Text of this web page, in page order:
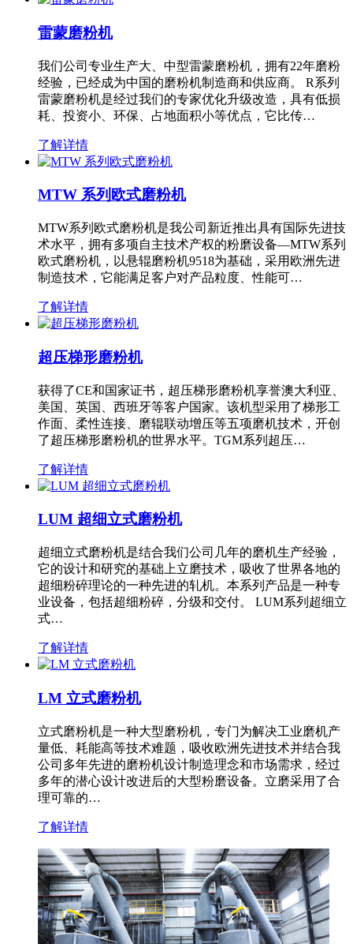
雷蒙磨粉机
我们公司专业生产大、中型雷蒙磨粉机，拥有22年磨粉
经验，已经成为中国的磨粉机制造商和供应商。 R系列
雷蒙磨粉机是经过我们的专家优化升级改造，具有低损
耗、投资小、环保、占地面积小等优点，它比传…
了解详情
MTW 系列欧式磨粉机
MTW系列欧式磨粉机是我公司新近推出具有国际先进技
术水平，拥有多项自主技术产权的粉磨设备—MTW系列
欧式磨粉机，以悬辊磨粉机9518为基础，采用欧洲先进
制造技术，它能满足客户对产品粒度、性能可…
了解详情
超压梯形磨粉机
获得了CE和国家证书，超压梯形磨粉机享誉澳大利亚、
美国、英国、西班牙等客户国家。该机型采用了梯形工
作面、柔性连接、磨辊联动增压等五项磨机技术，开创
了超压梯形磨粉机的世界水平。TGM系列超压…
了解详情
LUM 超细立式磨粉机
超细立式磨粉机是结合我们公司几年的磨机生产经验，
它的设计和研究的基础上立磨技术，吸收了世界各地的
超细粉碎理论的一种先进的轧机。本系列产品是一种专
业设备，包括超细粉碎，分级和交付。 LUM系列超细立
式…
了解详情
LM 立式磨粉机
立式磨粉机是一种大型磨粉机，专门为解决工业磨机产
量低、耗能高等技术难题，吸收欧洲先进技术并结合我
公司多年先进的磨粉机设计制造理念和市场需求，经过
多年的潜心设计改进后的大型粉磨设备。立磨采用了合
理可靠的…
了解详情